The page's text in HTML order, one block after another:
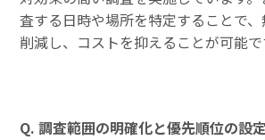
査する日時や場所を特定することで
削減し、コストを抑えることが可能で
Q. 調査範囲の明確化と優先順位の設